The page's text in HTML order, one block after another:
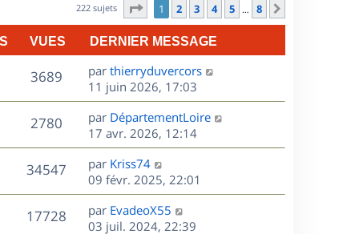
222 sujets Page sur8
1 2 3 4 5 … 8
VUES DERNIER MESSAGE
3689V
u
s
D
e
r
n
i
e
r
m
e
s
s
par thierryduvercors
11 juin 2026, 17:03
2780V
u
e
s
D
e
r
n
i
e
r
m
par DépartementLoire
17 avr. 2026, 12:14
34547V
u
e
D
e
r
n
i
par Kriss74
09 févr. 2025, 22:01
17728V
D
e
par EvadeoX55
03 juil. 2024, 22:39